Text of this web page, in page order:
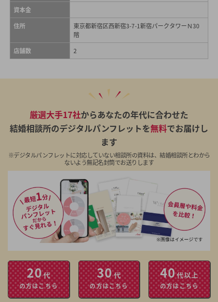
資本金
住所
東京都新宿区西新宿3-7-1新宿パークタワーＮ30
階
店舗数
2
厳選大手17社からあなたの年代に合わせた
結婚相談所のデジタルパンフレットを無料でお届けし
ます
※デジタルパンフレットに対応していない相談所の資料は、結婚相談所とわから
ないよう無記名封筒でお送りします
20代
の方はこちら
30代
の方はこちら
40代以上
の方はこちら